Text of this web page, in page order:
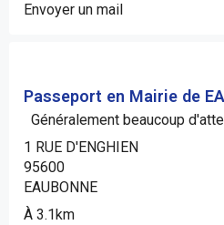
Envoyer un mail
Passeport en Mairie de
Généralement beaucoup
1 RUE D'ENGHIEN
95600
EAUBONNE
À 3.1km